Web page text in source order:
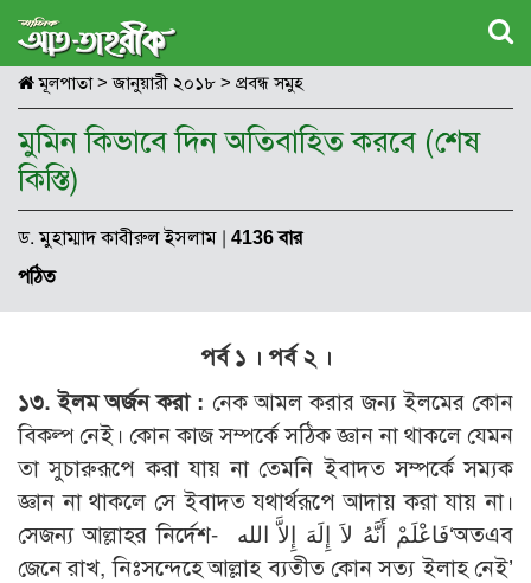
মূলপাতা> জানুয়ারী ২০১৮ > প্রবন্ধ সমুহ
মুমিন কিভাবে দিন অতিবাহিত করবে (শেষ
কিস্তি)
ড. মুহাম্মাদ কাবীরুল ইসলাম | 4136 বার
পঠিত
পর্ব ১ । পর্ব ২ ।
১৩. ইলম অর্জন করা : নেক আমল করার জন্য ইলমের কোন
বিকল্প নেই। কোন কাজ সম্পর্কে সঠিক জ্ঞান না থাকলে যেমন
তা সুচারুরূপে করা যায় না তেমনি ইবাদত সম্পর্কে সম্যক
জ্ঞান না থাকলে সে ইবাদত যথার্থরূপে আদায় করা যায় না।
সেজন্য আল্লাহর নির্দেশ- فَاعْلَمْ أَنَّهُ لاَ إِلَهَ إِلاَّ الله‘অতএব
জেনে রাখ, নিঃসন্দেহে আল্লাহ ব্যতীত কোন সত্য ইলাহ নেই’